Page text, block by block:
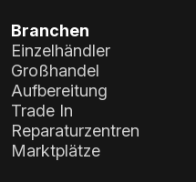
Branchen
Einzelhändler
Großhandel
Aufbereitung
Trade In
Reparaturzentren
Marktplätze